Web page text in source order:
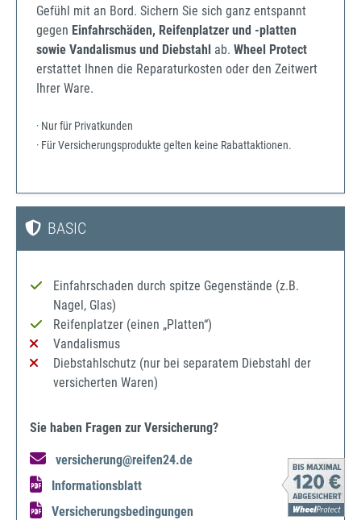
Gefühl mit an Bord. Sichern Sie sich ganz entspannt
gegen Einfahrschäden, Reifenplatzer und -platten
sowie Vandalismus und Diebstahl ab. Wheel Protect
erstattet Ihnen die Reparaturkosten oder den Zeitwert
Ihrer Ware.
· Nur für Privatkunden
· Für Versicherungsprodukte gelten keine Rabattaktionen.
BASIC
Einfahrschaden durch spitze Gegenstände (z.B.
Nagel, Glas)
Reifenplatzer (einen „Platten“)
Vandalismus
Diebstahlschutz (nur bei separatem Diebstahl der
versicherten Waren)
Sie haben Fragen zur Versicherung?
versicherung@reifen24.de
Informationsblatt
Versicherungsbedingungen